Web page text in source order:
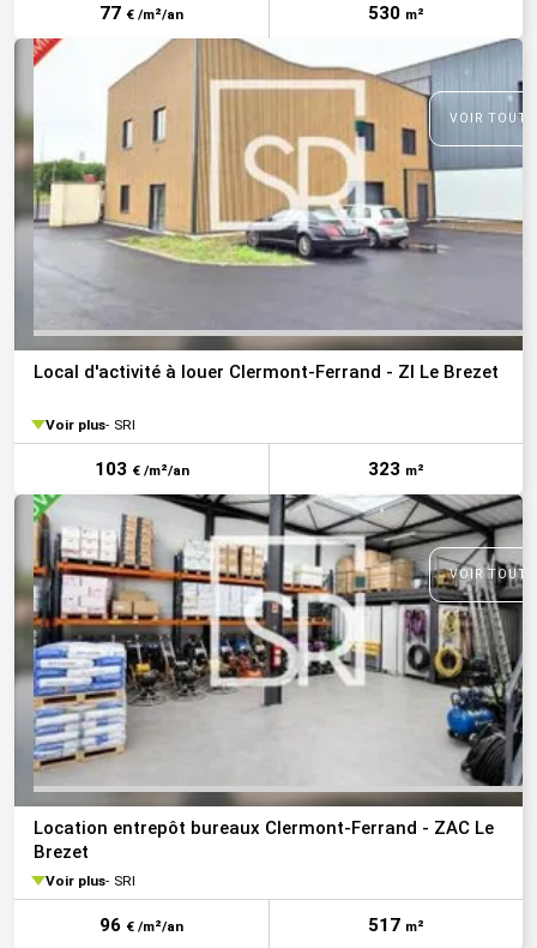
77 € /m²/an 530 m²
VOIR
Local d'activité à louer Clermont-Ferrand - ZI Le Brezet
Voir plus SRI
103 € /m²/an 323 m²
VOIR
Location entrepôt bureaux Clermont-Ferrand - ZAC Le
Brezet
Voir plus SRI
96 € /m²/an 517 m²